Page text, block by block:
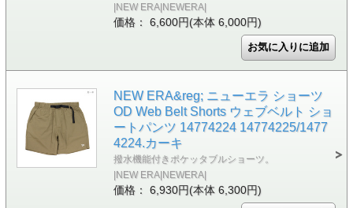
|NEW ERA|NEWERA|
価格： 6,600円(本体 6,000円)
NEW ERA&reg; ニューエラ ショーツ
OD Web Belt Shorts ウェブベルト ショ
ートパンツ 14774224 14774225/1477
4224.カーキ
撥水機能付きポケッタブルショーツ。
|NEW ERA|NEWERA|
価格： 6,930円(本体 6,300円)